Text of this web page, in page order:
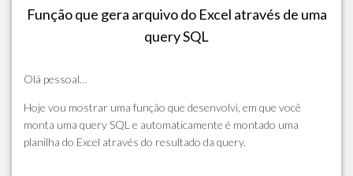
Função que gera arquivo do Excel através de uma
query SQL
Olá pessoal…
Hoje vou mostrar uma função que desenvolvi, em que você
monta uma query SQL e automaticamente é montado uma
planilha do Excel através do resultado da query.